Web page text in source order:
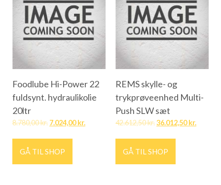
Foodlube Hi-Power 22
fuldsynt. hydraulikolie
20ltr
8.780,00kr. 7.024,00kr.
GÅ TIL SHOP
REMS skylle- og
trykprøveenhed Multi-
Push SLW sæt
42.612,50kr.36.012,50kr.
GÅ TIL SHOP